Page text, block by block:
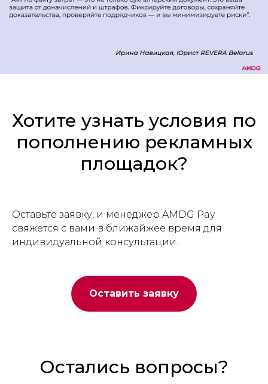
Хотите узнать условия по
пополнению рекламных
площадок?
Оставьте заявку, и менеджер AMDG Pay
свяжется с вами в ближайжее время для
индивидуальной консультации.
Оставить заявку
Остались вопросы?